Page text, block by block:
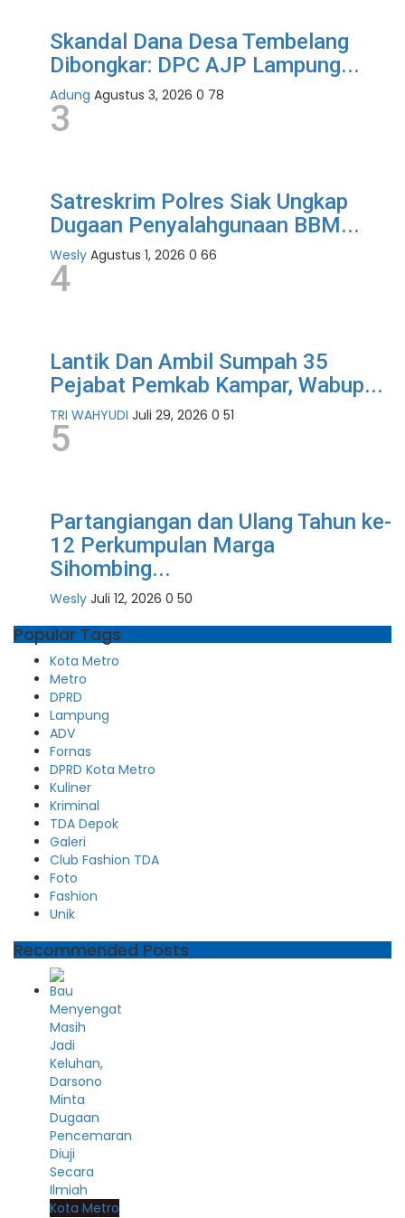
Skandal Dana Desa Tembelang
Dibongkar: DPC AJP Lampung...
Adung Agustus 3, 2026 0 78
3
Satreskrim Polres Siak Ungkap
Dugaan Penyalahgunaan BBM...
Wesly Agustus 1, 2026 0 66
4
Lantik Dan Ambil Sumpah 35
Pejabat Pemkab Kampar, Wabup...
TRI WAHYUDI Juli 29, 2026 0 51
5
Partangiangan dan Ulang Tahun ke-
12 Perkumpulan Marga
Sihombing...
Wesly Juli 12, 2026 0 50
Popular Tags
Kota Metro
Metro
DPRD
Lampung
ADV
Fornas
DPRD Kota Metro
Kuliner
Kriminal
TDA Depok
Galeri
Club Fashion TDA
Foto
Fashion
Unik
Recommended Posts
Kota Metro